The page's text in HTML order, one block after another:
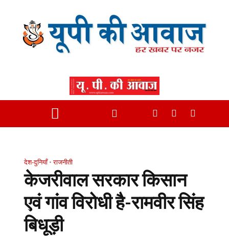
देश-दुनियाँ • राजनीती
केजरीवाल सरकार किसान
एवं गांव विरोधी है-रामवीर सिंह
बिधूड़ी